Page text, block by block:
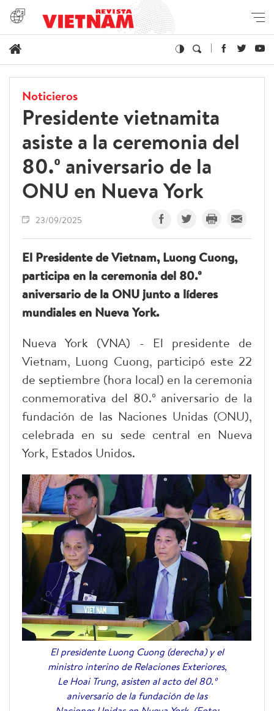
Noticieros
Presidente vietnamita
asiste a la ceremonia del
80.º aniversario de la
ONU en Nueva York
23/09/2025
El Presidente de Vietnam, Luong Cuong,
participa en la ceremonia del 80.º
aniversario de la ONU junto a líderes
mundiales en Nueva York.
Nueva York (VNA) - El presidente de
Vietnam, Luong Cuong, participó este 22
de septiembre (hora local) en la ceremonia
conmemorativa del 80.º aniversario de la
fundación de las Naciones Unidas (ONU),
celebrada en su sede central en Nueva
York, Estados Unidos.
El presidente Luong Cuong (derecha) y el
ministro interino de Relaciones Exteriores,
Le Hoai Trung, asisten al acto del 80.º
aniversario de la fundación de las